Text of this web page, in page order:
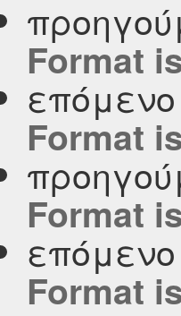
Format
Format
Format
Format